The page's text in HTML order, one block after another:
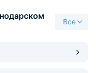
правильный
коридоров, что
Все